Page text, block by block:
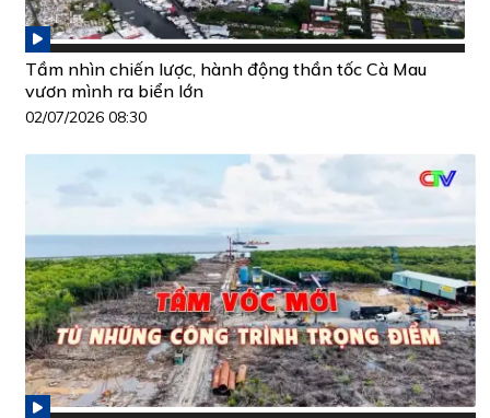
Tầm nhìn chiến lược, hành động thần tốc Cà Mau
vươn mình ra biển lớn
02/07/2026 08:30